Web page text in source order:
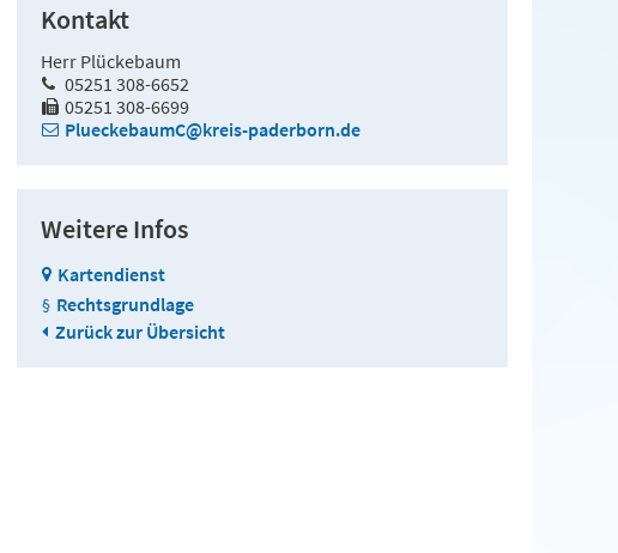
Kontakt
Herr Plückebaum
05251 308-6652
05251 308-6699
PlueckebaumC@kreis-paderborn.de
Weitere Infos
Kartendienst
Rechtsgrundlage
Zurück zur Übersicht